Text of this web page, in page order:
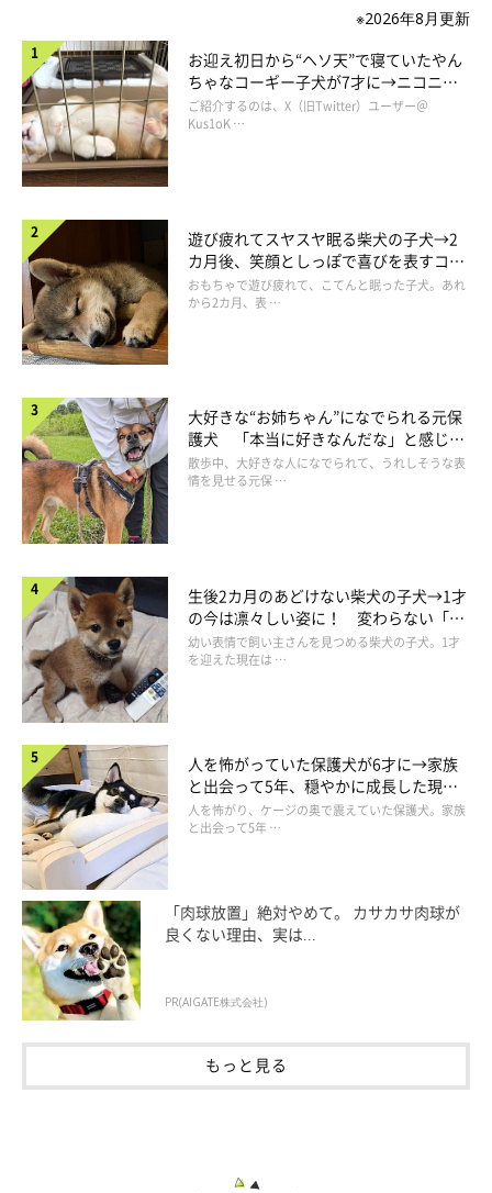
※2026年8月更新
お迎え初日から“ヘソ天”で寝ていたやん
ちゃなコーギー子犬が7才に→ニコニ
コ“コーギースマイル”が魅力のコに成
長！
ご紹介するのは、X（旧Twitter）ユーザー＠
Kus1oK …
遊び疲れてスヤスヤ眠る柴犬の子犬→2
カ月後、笑顔としっぽで喜びを表すコに
成長！
おもちゃで遊び疲れて、こてんと眠った子犬。あれ
から2カ月、表 …
大好きな“お姉ちゃん”になでられる元保
護犬 「本当に好きなんだな」と感じる
表情にほっこり
散歩中、大好きな人になでられて、うれしそうな表
情を見せる元保 …
生後2カ月のあどけない柴犬の子犬→1才
の今は凛々しい姿に！ 変わらない「く
りくりおめめ」にもほっこり
幼い表情で飼い主さんを見つめる柴犬の子犬。1才
を迎えた現在は …
人を怖がっていた保護犬が6才に→家族
と出会って5年、穏やかに成長した現在
の姿にグッとくる
人を怖がり、ケージの奥で震えていた保護犬。家族
と出会って5年 …
「肉球放置」絶対やめて。 カサカサ肉球が
良くない理由、実は...
PR(AIGATE株式会社)
もっと見る